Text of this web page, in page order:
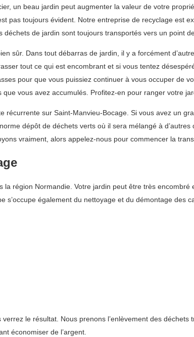
un beau jardin peut augmenter la valeur de votre
pas toujours évident. Notre entreprise de recyclage est
de jardin sont toujours transportés vers un point
sûr. Dans tout débarras de jardin, il y a forcément
tout ce qui est encombrant et si vous tentez
pour que vous puissiez continuer à vous occuper de
vous avez accumulés. Profitez-en pour ranger votre
récurrente sur Saint-Manvieu-Bocage. Si vous avez un
dépôt de déchets verts où il sera mélangé à
vraiment, alors appelez-nous pour commencer la
région Normandie. Votre jardin peut être très
également du nettoyage et du démontage des
le résultat. Nous prenons l’enlèvement des
économiser de l’argent.